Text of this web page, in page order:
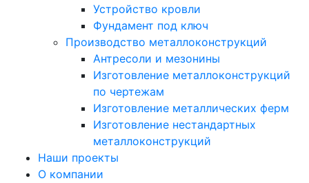
Устройство кровли
Фундамент под ключ
Производство металлоконструкций
Антресоли и мезонины
Изготовление металлоконструкций
по чертежам
Изготовление металлических ферм
Изготовление нестандартных
металлоконструкций
Наши проекты
О компании